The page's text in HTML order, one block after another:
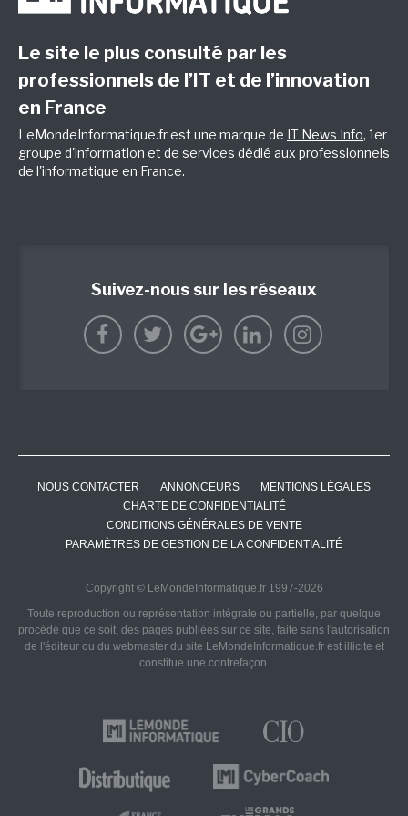
Le site le plus consulté par les
professionnels de l’IT et de l’innovation
en France
LeMondeInformatique.fr est une marque de IT News Info, 1er
groupe d'information et de services dédié aux professionnels
de l'informatique en France.
Suivez-nous sur les réseaux
NOUS CONTACTER ANNONCEURS
MENTIONS LÉGALES
CHARTE DE CONFIDENTIALITÉ
CONDITIONS GÉNÉRALES DE VENTE
PARAMÈTRES DE GESTION DE LA CONFIDENTIALITÉ
Copyright © LeMondeInformatique.fr 1997-2026
Toute reproduction ou représentation intégrale ou partielle, par quelque
procédé que ce soit, des pages publiées sur ce site, faite sans l'autorisation
de l'éditeur ou du webmaster du site LeMondeInformatique.fr est illicite et
constitue une contrefaçon.